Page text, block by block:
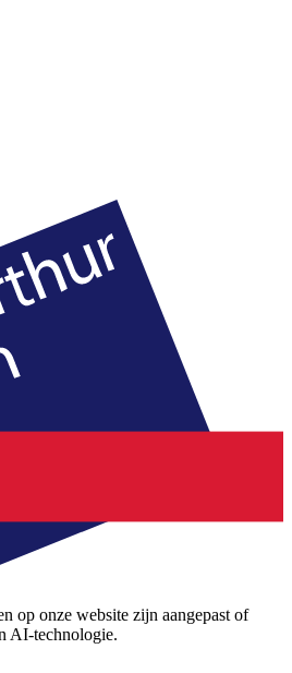
op onze website zijn aangepast of
AI-technologie.